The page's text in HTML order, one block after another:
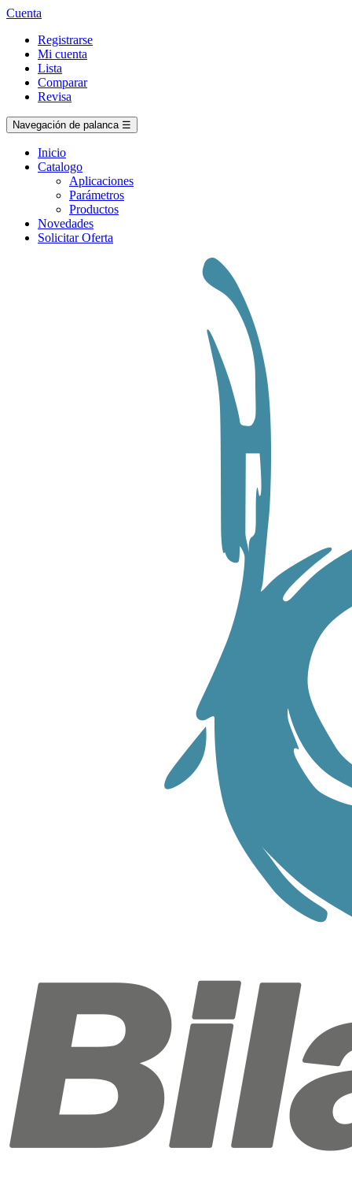
Cuenta
Registrarse
Mi cuenta
Lista
Comparar
Revisa
Navegación de palanca ☰
Inicio
Catalogo
Aplicaciones
Parámetros
Productos
Novedades
Solicitar Oferta